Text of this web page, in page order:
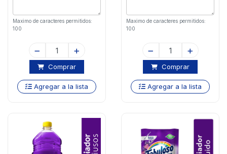
Maximo de caracteres permitidos:
100
Comprar
Agregar a la lista
Maximo de caracteres permitidos:
100
Comprar
Agregar a la lista